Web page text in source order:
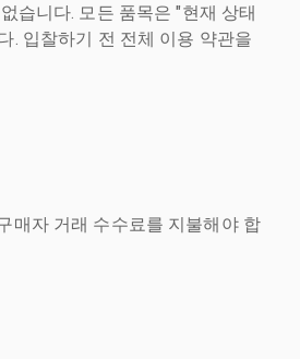
습니다. 모든 품목은 "현재 상태
. 입찰하기 전 전체 이용 약관을
매자 거래 수수료를 지불해야 합